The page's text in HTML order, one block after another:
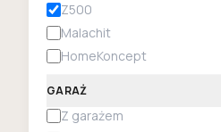
Z500
Malachit
HomeKoncept
GARAŻ
Z garażem